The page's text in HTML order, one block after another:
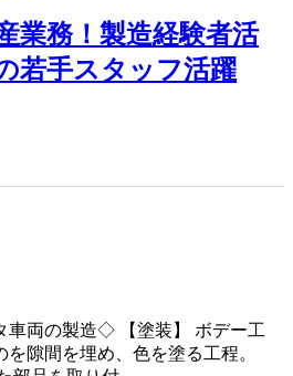
業務！製造経験者活
若手スタッフ活躍
両の製造◇ 【塗装】 ボデー工
隙間を埋め、色を塗る工程。